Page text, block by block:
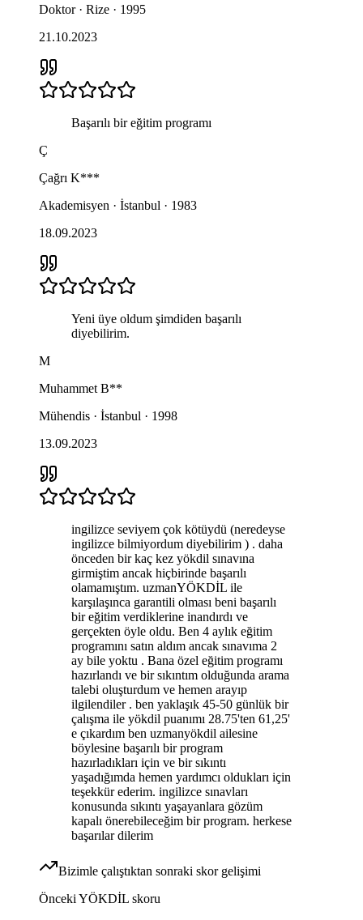
Doktor · Rize · 1995
21.10.2023
Başarılı bir eğitim programı
Ç
Çağrı K***
Akademisyen · İstanbul · 1983
18.09.2023
Yeni üye oldum şimdiden başarılı
diyebilirim.
M
Muhammet B**
Mühendis · İstanbul · 1998
13.09.2023
ingilizce seviyem çok kötüydü (neredeyse
ingilizce bilmiyordum diyebilirim ) . daha
önceden bir kaç kez yökdil sınavına
girmiştim ancak hiçbirinde başarılı
olamamıştım. uzmanYÖKDİL ile
karşılaşınca garantili olması beni başarılı
bir eğitim verdiklerine inandırdı ve
gerçekten öyle oldu. Ben 4 aylık eğitim
programını satın aldım ancak sınavıma 2
ay bile yoktu . Bana özel eğitim programı
hazırlandı ve bir sıkıntım olduğunda arama
talebi oluşturdum ve hemen arayıp
ilgilendiler . ben yaklaşık 45-50 günlük bir
çalışma ile yökdil puanımı 28.75'ten 61,25'
e çıkardım ben uzmanyökdil ailesine
böylesine başarılı bir program
hazırladıkları için ve bir sıkıntı
yaşadığımda hemen yardımcı oldukları için
teşekkür ederim. ingilizce sınavları
konusunda sıkıntı yaşayanlara gözüm
kapalı önerebileceğim bir program. herkese
başarılar dilerim
Bizimle çalıştıktan sonraki skor gelişimi
Önceki YÖKDİL skoru